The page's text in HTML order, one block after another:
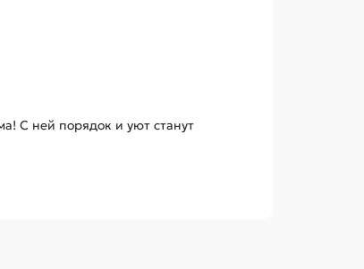
С ней порядок и уют станут